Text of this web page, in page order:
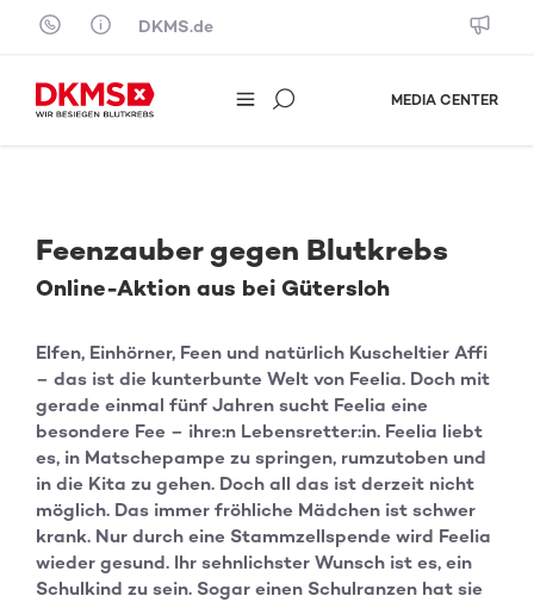
Skip to content
DKMS.de
MEDIA CENTER
Feenzauber gegen Blutkrebs
Online-Aktion aus bei Gütersloh
Elfen, Einhörner, Feen und natürlich Kuscheltier Affi
– das ist die kunterbunte Welt von Feelia. Doch mit
gerade einmal fünf Jahren sucht Feelia eine
besondere Fee – ihre:n Lebensretter:in. Feelia liebt
es, in Matschepampe zu springen, rumzutoben und
in die Kita zu gehen. Doch all das ist derzeit nicht
möglich. Das immer fröhliche Mädchen ist schwer
krank. Nur durch eine Stammzellspende wird Feelia
wieder gesund. Ihr sehnlichster Wunsch ist es, ein
Schulkind zu sein. Sogar einen Schulranzen hat sie